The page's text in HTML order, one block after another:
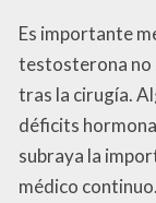
Es importante
testosterona no
tras la cirugía.
déficits
subraya la
médico